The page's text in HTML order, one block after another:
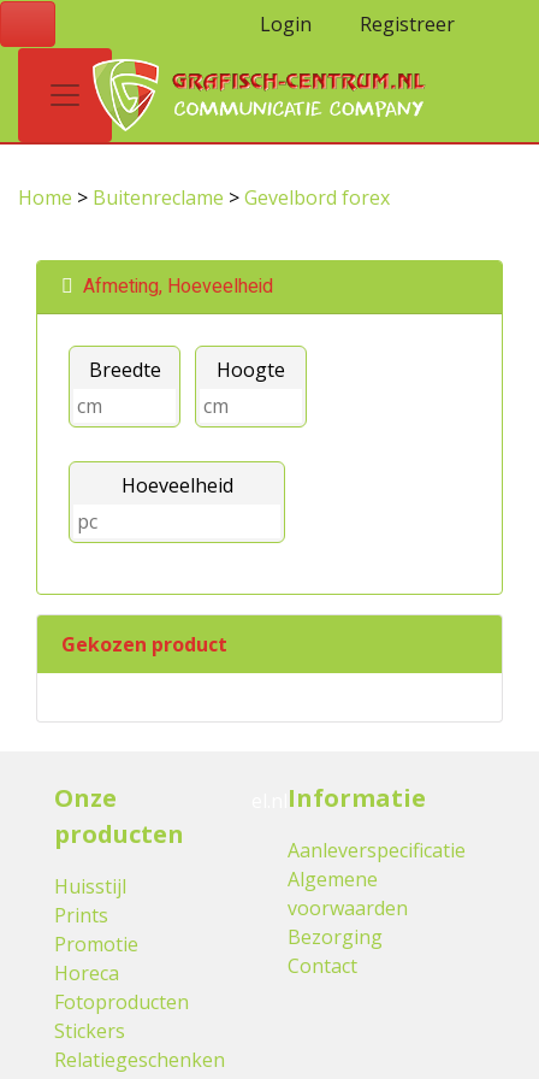
Login Registreer
Home > Buitenreclame >Gevelbord forex
Afmeting, Hoeveelheid
Breedte Hoogte
Hoeveelheid
Gekozen product
Onze
producten
Huisstijl
Prints
Promotie
Horeca
Fotoproducten
Stickers
Relatiegeschenken
Informatie
Aanleverspecificatie
Algemene
voorwaarden
Bezorging
Contact